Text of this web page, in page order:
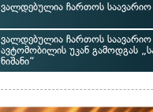
ვალდებულია ჩართოს საავარიო
ვალდებულია ჩართოს საავარიო
ავტომობილის უკან გამოდგას
ნიშანი“